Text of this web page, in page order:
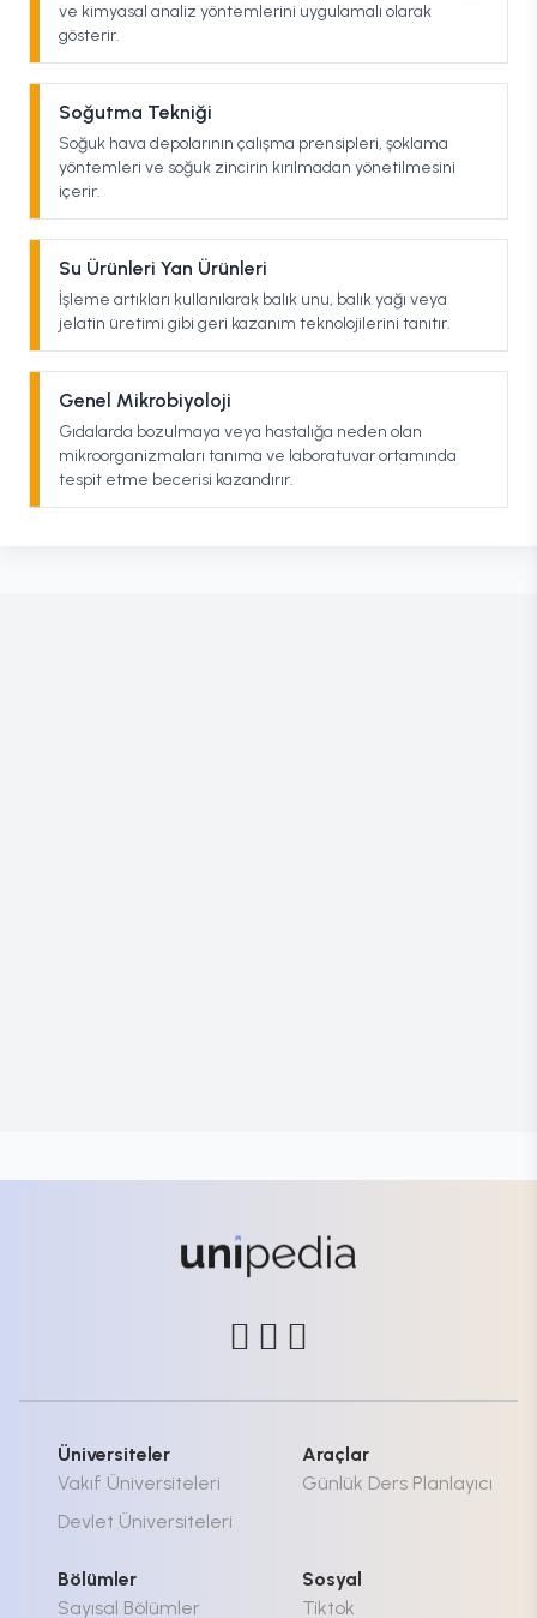
ve kimyasal analiz yöntemlerini uygulamalı olarak
gösterir.
Soğutma Tekniği
Soğuk hava depolarının çalışma prensipleri, şoklama
yöntemleri ve soğuk zincirin kırılmadan yönetilmesini
içerir.
Su Ürünleri Yan Ürünleri
İşleme artıkları kullanılarak balık unu, balık yağı veya
jelatin üretimi gibi geri kazanım teknolojilerini tanıtır.
Genel Mikrobiyoloji
Gıdalarda bozulmaya veya hastalığa neden olan
mikroorganizmaları tanıma ve laboratuvar ortamında
tespit etme becerisi kazandırır.
Üniversiteler
Vakıf Üniversiteleri
Devlet Üniversiteleri
Araçlar
Günlük Ders Planlayıcı
Bölümler
Sayısal Bölümler
Sosyal
Tiktok